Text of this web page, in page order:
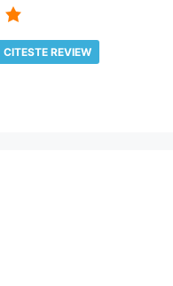
CITESTE REVIEW